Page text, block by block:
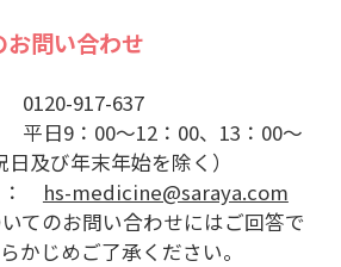
問い合わせ
917-637
日9：00～12：00、13：00～
及び年末年始を除く）
： hs-medicine@saraya.com
てのお問い合わせにはご回答で
かじめご了承ください。